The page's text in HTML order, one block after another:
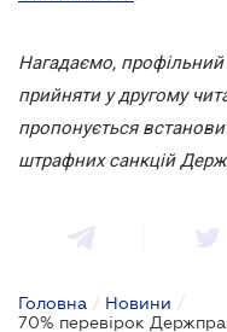
Нагадаємо,
прийняти у другому
пропонується
штрафних санкцій
Головна / Новини /